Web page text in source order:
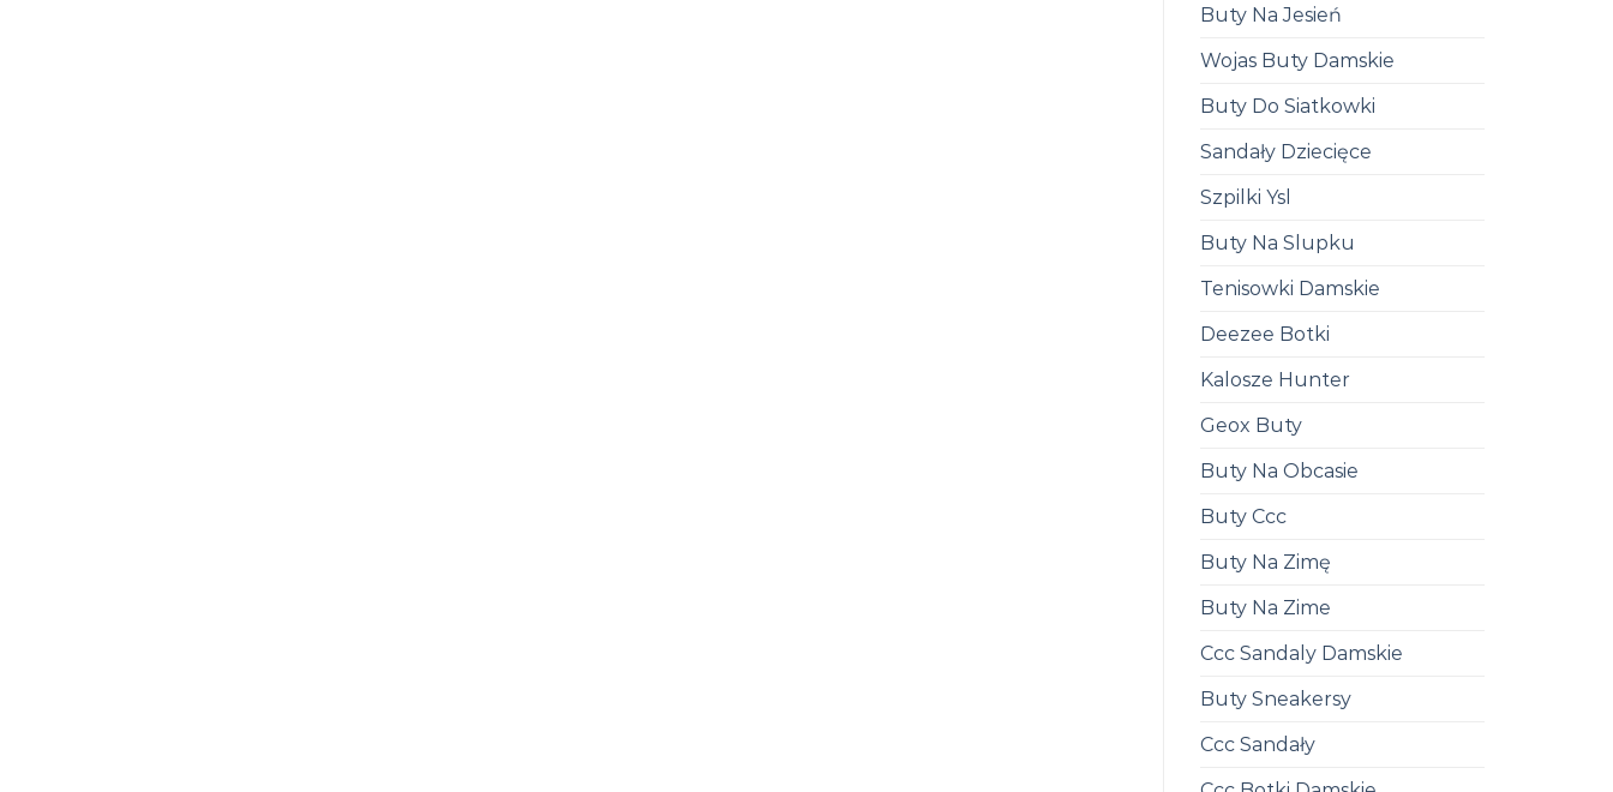
Buty Na Jesień
Wojas Buty Damskie
Buty Do Siatkowki
Sandały Dziecięce
Szpilki Ysl
Buty Na Slupku
Tenisowki Damskie
Deezee Botki
Kalosze Hunter
Geox Buty
Buty Na Obcasie
Buty Ccc
Buty Na Zimę
Buty Na Zime
Ccc Sandaly Damskie
Buty Sneakersy
Ccc Sandały